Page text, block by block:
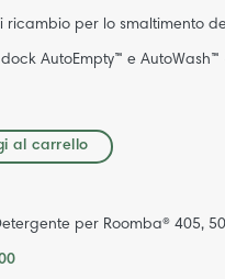
ricambio per lo smaltimento
AutoEmpty™ e AutoWash™
al carrello
per Roomba® 405,